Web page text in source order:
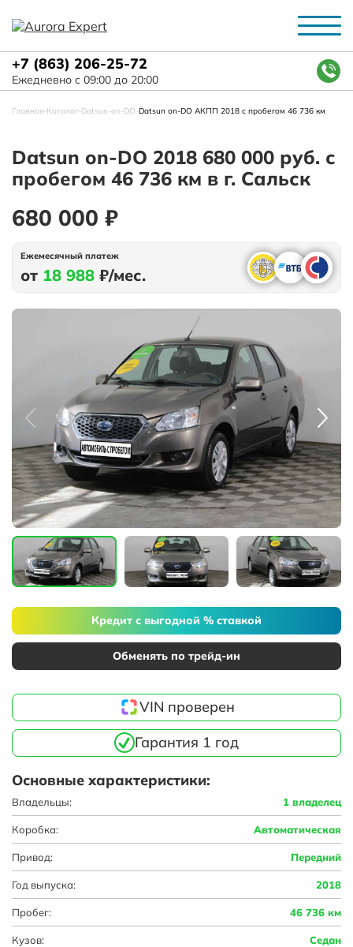
+7 (863) 206-25-72
Ежедневно с 09:00 до 20:00
Главная-Каталог-Datsun-on-DO-Datsun on-DO АКПП 2018 с пробегом 46 736 км
Datsun on-DO 2018 680 000 руб. с
пробегом 46 736 км в г. Сальск
680 000 ₽
Ежемесячный платеж
от 18 988 ₽/мес.
Кредит с выгодной % ставкой
Обменять по трейд-ин
VIN проверен
Гарантия 1 год
Основные характеристики:
Владельцы: 1 владелец
Коробка: Автоматическая
Привод: Передний
Год выпуска: 2018
Пробег: 46 736 км
Кузов: Седан